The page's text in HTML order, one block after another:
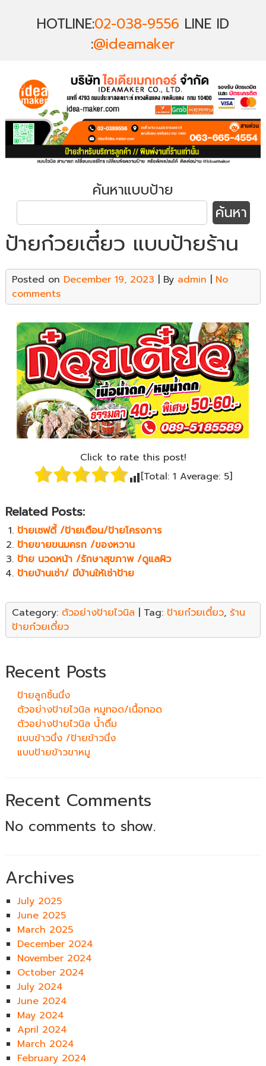
HOTLINE:02-038-9556 LINE ID
:@ideamaker
ค้นหาแบบป้าย
ป้ายก๋วยเตี๋ยว แบบป้ายร้าน
Posted on December 19, 2023 | By admin | No
comments
Click to rate this post!
[Total: 1 Average: 5]
Related Posts:
ป้ายเซฟตี้ /ป้ายเตือน/ป้ายโครงการ
ป้ายขายขนมครก /ของหวาน
ป้าย นวดหน้า /รักษาสุขภาพ /ดูแลผิว
ป้ายบ้านเช่า/ มีบ้านให้เช่าป้าย
Category: ตัวอย่างป้ายไวนิล | Tag: ป้ายก๋วยเตี๋ยว, ร้าน
ป้ายก๋วยเตี๋ยว
Recent Posts
ป้ายลูกชิ้นนึ่ง
ตัวอย่างป้ายไวนิล หมูทอด/เนื้อทอด
ตัวอย่างป้ายไวนิล น้ำดื่ม
แบบข้าวนึ่ง /ป้ายข้าวนึ่ง
แบบป้ายข้าวขาหมู
Recent Comments
No comments to show.
Archives
July 2025
June 2025
March 2025
December 2024
November 2024
October 2024
July 2024
June 2024
May 2024
April 2024
March 2024
February 2024